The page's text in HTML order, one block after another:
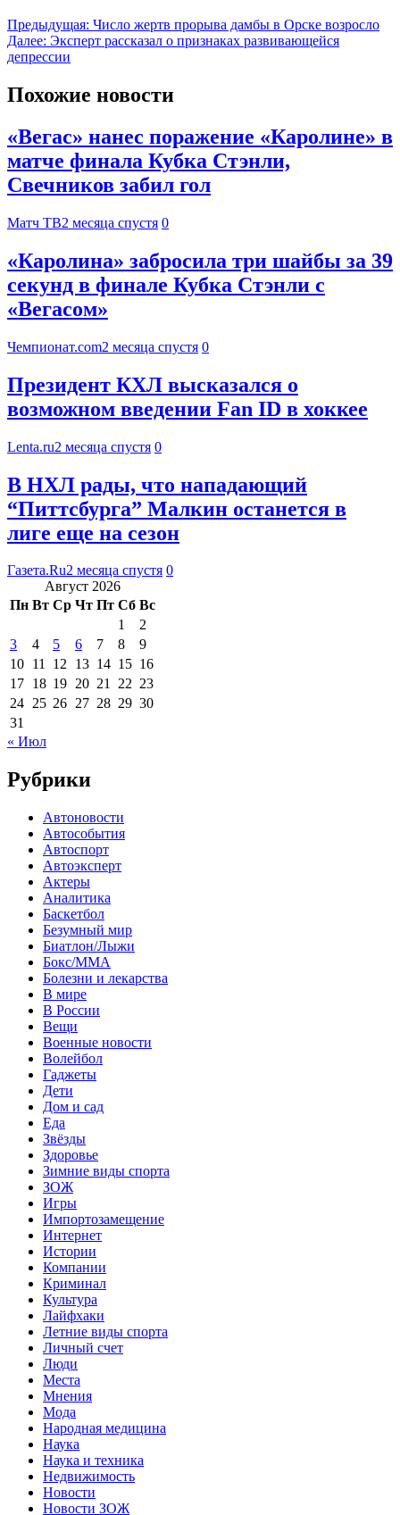
Предыдущая: Число жертв прорыва дамбы в Орске возросло
Далее: Эксперт рассказал о признаках развивающейся
депрессии
Похожие новости
«Вегас» нанес поражение «Каролине» в
матче финала Кубка Стэнли,
Свечников забил гол
Матч ТВ2 месяца спустя 0
«Каролина» забросила три шайбы за 39
секунд в финале Кубка Стэнли с
«Вегасом»
Чемпионат.com2 месяца спустя 0
Президент КХЛ высказался о
возможном введении Fan ID в хоккее
Lenta.ru2 месяца спустя 0
В НХЛ рады, что нападающий
“Питтсбурга” Малкин останется в
лиге еще на сезон
Газета.Ru2 месяца спустя 0
Август 2026
Пн Вт Ср Чт Пт Сб Вс
1
2
3
4 5 6 7 8
9
10 11 12 13 14 15 16
17 18 19 20 21 22 23
24 25 26 27 28 29 30
31
« Июл
Рубрики
Автоновости
Автособытия
Автоспорт
Автоэксперт
Актеры
Аналитика
Баскетбол
Безумный мир
Биатлон/Лыжи
Бокс/MMA
Болезни и лекарства
В мире
В России
Вещи
Военные новости
Волейбол
Гаджеты
Дети
Дом и сад
Еда
Звёзды
Здоровье
Зимние виды спорта
ЗОЖ
Игры
Импортозамещение
Интернет
Истории
Компании
Криминал
Культура
Лайфхаки
Летние виды спорта
Личный счет
Люди
Места
Мнения
Мода
Народная медицина
Наука
Наука и техника
Недвижимость
Новости
Новости ЗОЖ